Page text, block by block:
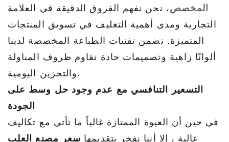
المخصص، نحن نفهم الفروق الدقيقة في العلامة
التجارية ومدى أهمية التغليف في تسويق المنتجات
المتميزة. تضمن تقنيات الطباعة المخصصة لدينا
ألوانًا زاهية وتصميمات حادة تقاوم ظروف المناولة
والتخزين اليومية.
التسعير التنافسي مع عدم وجود حل وسط على
الجودة
في حين أن العبوة الممتازة غالباً ما تأتي مع تكاليف
عالية ، إلا أننا نفخر بتقديمها سعر مصنع العلب